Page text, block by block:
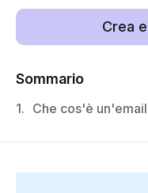
Crea
Sommario
1. Che cos'è